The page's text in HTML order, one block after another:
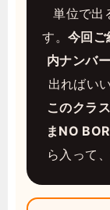
単位で出
す。今回ご
内ナンバー
出ればい
このクラ
まNO
ら入って